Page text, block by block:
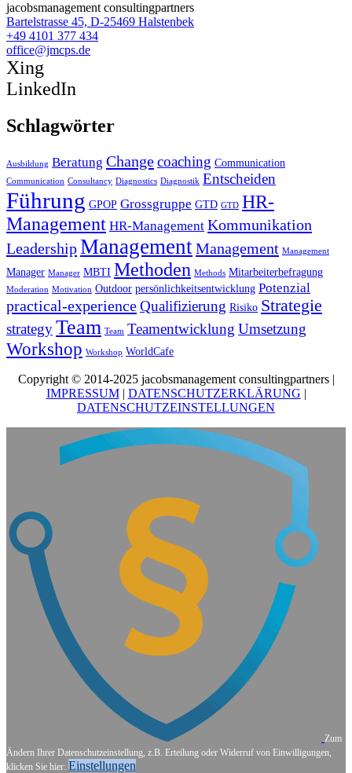
jacobsmanagement consultingpartners
Bartelstrasse 45, D-25469 Halstenbek
+49 4101 377 434
office@jmcps.de
Xing
LinkedIn
Schlagwörter
Ausbildung Beratung Changecoaching Communication
Communication Consultancy Diagnostics Diagnostik Entscheiden
Führung GPOP Grossgruppe GTD GTD HR-
Management HR-Management Kommunikation
LeadershipManagementManagement Management
Manager Manager MBTI Methoden Methods Mitarbeiterbefragung
Moderation Motivation Outdoor persönlichkeitsentwicklung Potenzial
practical-experienceQualifizierung Risiko Strategie
strategyTeam Team Teamentwicklung Umsetzung
Workshop Workshop WorldCafe
Copyright © 2014-2025 jacobsmanagement consultingpartners |
IMPRESSUM| DATENSCHUTZERKLÄRUNG |
DATENSCHUTZEINSTELLUNGEN
Zum
Ändern Ihrer Datenschutzeinstellung, z.B. Erteilung oder Widerruf von Einwilligungen,
klicken Sie hier: Einstellungen